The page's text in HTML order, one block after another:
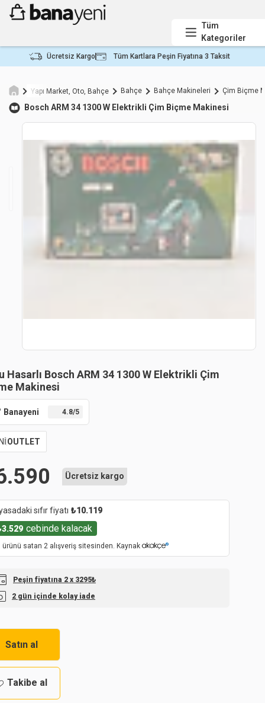
Tüm
Kategoriler
Ücretsiz Kargo Tüm Kartlara Peşin Fiyatına 3 Taksit
Yapı Market, Oto, Bahçe Bahçe Bahçe Makineleri Çim Biçme
Bosch ARM 34 1300 W Elektrikli Çim Biçme Makinesi
Hasarlı Bosch ARM 34 1300 W Elektrikli Çim
Makinesi
Banayeni 4.8/5
OUTLET
Ücretsiz kargo
sıfır fiyatı ₺10.119
3.529 cebinde kalacak
ürünü satan 2 alışveriş sitesinden. Kaynak
Peşin fiyatına 2 x 3295₺
2 gün içinde kolay iade
Satın al
Takibe al